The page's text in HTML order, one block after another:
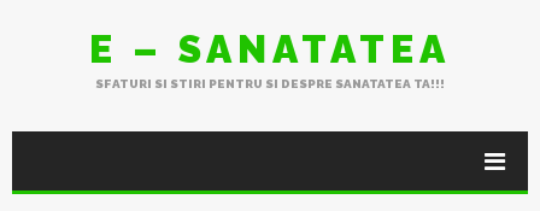
E – SANATATEA
SFATURI SI STIRI PENTRU SI DESPRE SANATATEA TA!!!